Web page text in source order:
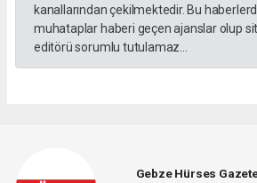
kanallarından çekilmektedir. Bu
muhataplar haberi geçen ajanslar olup
editörü sorumlu tutulamaz...
Gebze Hürses